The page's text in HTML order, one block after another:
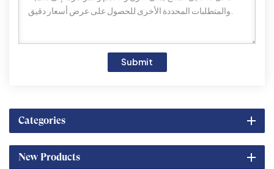
Submit
Categories
New Products